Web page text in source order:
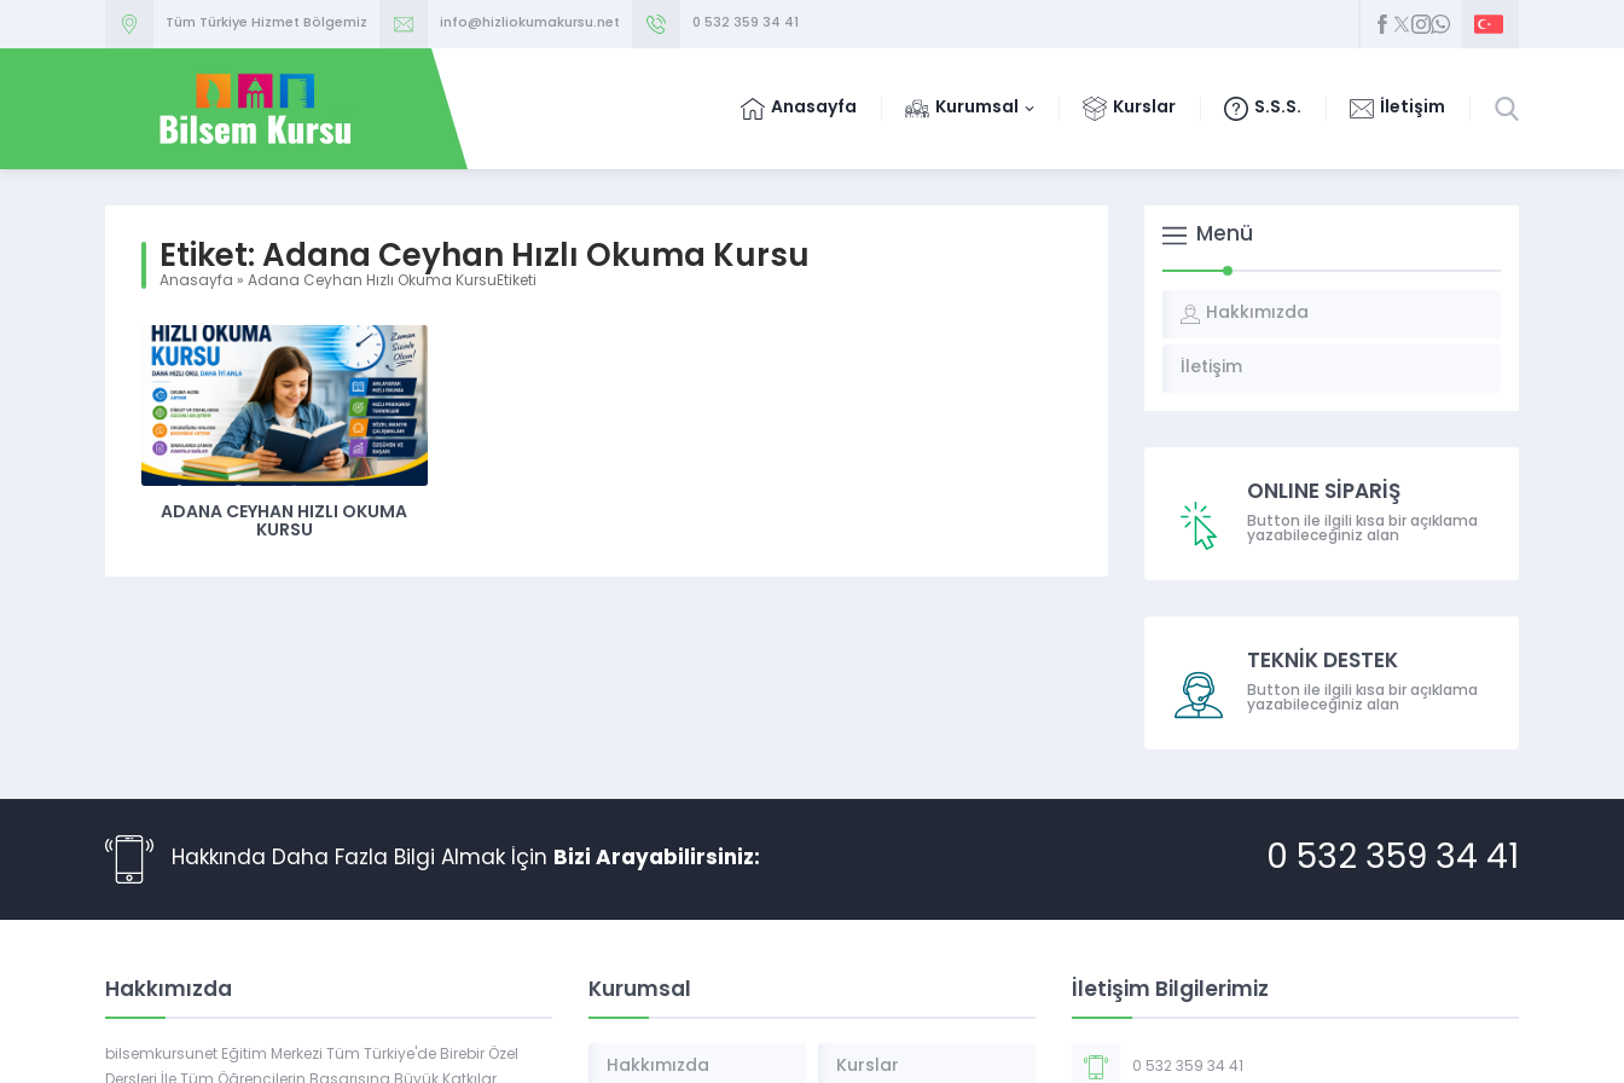
Tüm Türkiye Hizmet Bölgemiz info@hizliokumakursu.net 0 532 359 34 41
Anasayfa Kurumsal Kurslar S.S.S. İletişim
Etiket: Adana Ceyhan Hızlı Okuma Kursu
Anasayfa » Adana Ceyhan Hızlı Okuma KursuEtiketi
ADANA CEYHAN HIZLI OKUMA
KURSU
Menü
Hakkımızda
İletişim
ONLINE SİPARİŞ
Button ile ilgili kısa bir açıklama
yazabileceğiniz alan
TEKNİK DESTEK
Button ile ilgili kısa bir açıklama
yazabileceğiniz alan
Hakkında Daha Fazla Bilgi Almak İçin Bizi Arayabilirsiniz: 0 532 359 34 41
Hakkımızda
bilsemkursunet Eğitim Merkezi Tüm Türkiye'de Birebir Özel
Kurumsal
Hakkımızda Kurslar
İletişim Bilgilerimiz
0 532 359 34 41
Müşteri Temsilcisi